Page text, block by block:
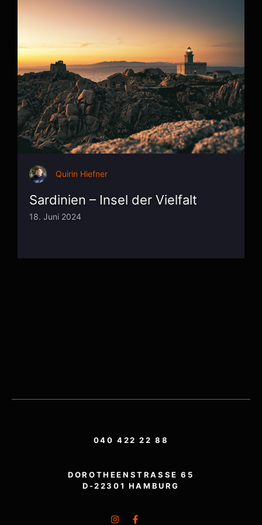
Quirin Hiefner
Sardinien – Insel der Vielfalt
18. Juni 2024
040 422 22 88
DOROTHEENSTRASSE 65
D-22301 HAMBURG